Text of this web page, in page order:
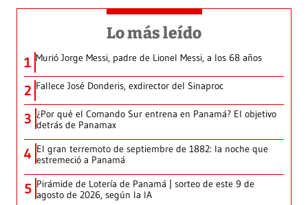
Lo más leído
1 Murió Jorge Messi, padre de Lionel Messi, a los 68 años
2 Fallece José Donderis, exdirector del Sinaproc
3 ¿Por qué el Comando Sur entrena en Panamá? El objetivo
detrás de Panamax
4 El gran terremoto de septiembre de 1882: la noche que
estremeció a Panamá
5 Pirámide de Lotería de Panamá | sorteo de este 9 de
agosto de 2026, según la IA